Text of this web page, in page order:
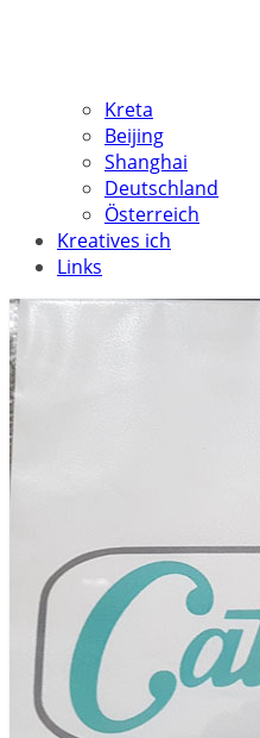
Kreta
Beijing
Shanghai
Deutschland
Österreich
Kreatives ich
Links